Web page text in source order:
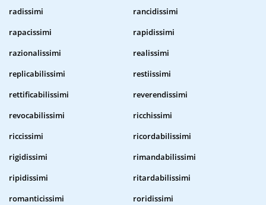
radissimi
rancidissimi
rapacissimi
rapidissimi
razionalissimi
realissimi
replicabilissimi
restiissimi
rettificabilissimi
reverendissimi
revocabilissimi
ricchissimi
riccissimi
ricordabilissimi
rigidissimi
rimandabilissimi
ripidissimi
ritardabilissimi
romanticissimi
roridissimi